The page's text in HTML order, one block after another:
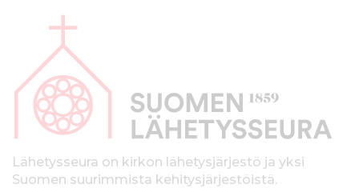
p
kLähetysseura on kirkon lähetysjärjestö ja yksi
Suomen suurimmista kehitysjärjestöistä.